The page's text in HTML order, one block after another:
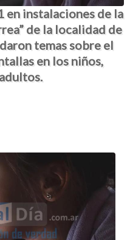
en instalaciones de la
de la localidad de
temas sobre el
en los niños,